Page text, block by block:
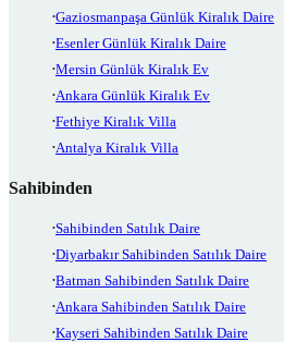
Gaziosmanpaşa Günlük Kiralık Daire
Esenler Günlük Kiralık Daire
Mersin Günlük Kiralık Ev
Ankara Günlük Kiralık Ev
Fethiye Kiralık Villa
Antalya Kiralık Villa
Sahibinden
Sahibinden Satılık Daire
Diyarbakır Sahibinden Satılık Daire
Batman Sahibinden Satılık Daire
Ankara Sahibinden Satılık Daire
Kayseri Sahibinden Satılık Daire